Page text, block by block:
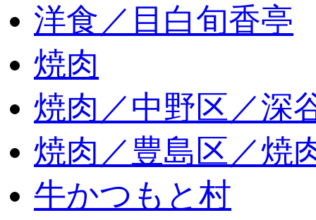
洋食／目白旬香亭
焼肉
焼肉／中野区／深
焼肉／豊島区／焼
牛かつもと村